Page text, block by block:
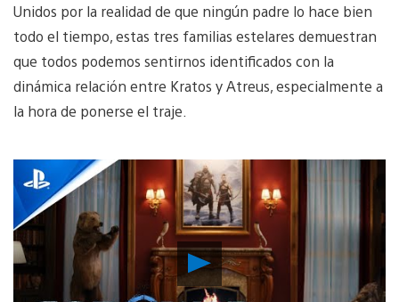
Unidos por la realidad de que ningún padre lo hace bien
todo el tiempo, estas tres familias estelares demuestran
que todos podemos sentirnos identificados con la
dinámica relación entre Kratos y Atreus, especialmente a
la hora de ponerse el traje.
Reproducir
Video